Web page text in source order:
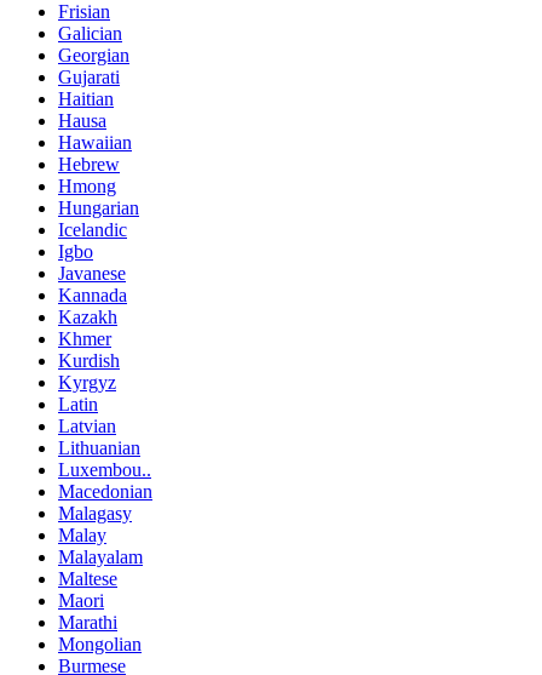
Frisian
Galician
Georgian
Gujarati
Haitian
Hausa
Hawaiian
Hebrew
Hmong
Hungarian
Icelandic
Igbo
Javanese
Kannada
Kazakh
Khmer
Kurdish
Kyrgyz
Latin
Latvian
Lithuanian
Luxembou..
Macedonian
Malagasy
Malay
Malayalam
Maltese
Maori
Marathi
Mongolian
Burmese